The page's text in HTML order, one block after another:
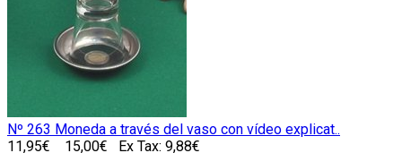
Nº 263 Moneda a través del vaso con vídeo explicat..
11,95€
15,00€ Ex Tax: 9,88€